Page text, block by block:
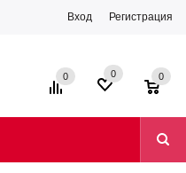
Вход Регистрация
0 0 0